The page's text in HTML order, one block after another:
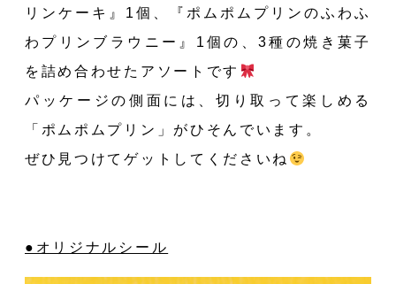
リンケーキ』1個、『ポムポムプリンのふわふ
わプリンブラウニー』1個の、3種の焼き菓子
を詰め合わせたアソートです
パッケージの側面には、切り取って楽しめる
「ポムポムプリン」がひそんでいます。
ぜひ見つけてゲットしてくださいね
●オリジナルシール